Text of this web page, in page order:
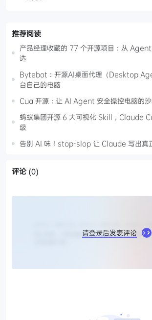
推荐阅读
产品经理收藏的 77 个开源项目：从
选
Bytebot：开源AI桌面代理（Desktop
台自己的电脑
Cua 开源：让 AI Agent 安全操控电脑的
蚂蚁集团开源 6 大可视化 Skill，Claude
级
告别 AI 味！stop-slop 让 Claude 写出真
评论 (0)
请登录后发表评论